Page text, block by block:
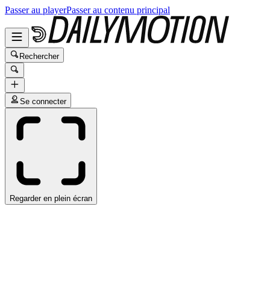
Passer au playerPasser au contenu principal
Rechercher
Se connecter
Regarder en plein écran